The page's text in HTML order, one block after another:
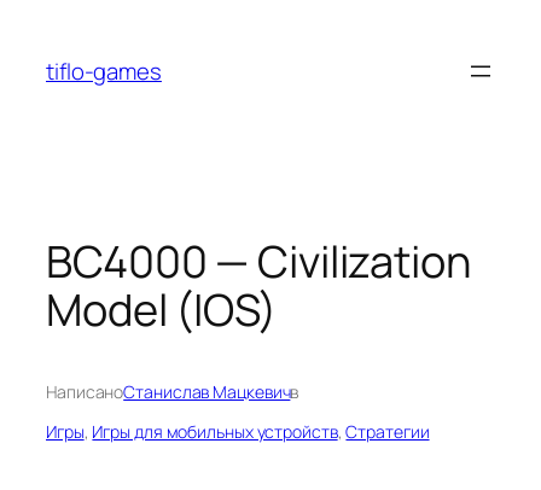
содержимому
tiflo-games
BC4000 — Civilization
Model (IOS)
НаписаноСтанислав Мацкевичв
Игры, Игры для мобильных устройств, Стратегии